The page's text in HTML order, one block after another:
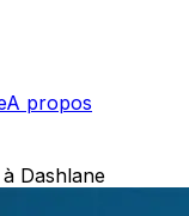
A propos
Dashlane